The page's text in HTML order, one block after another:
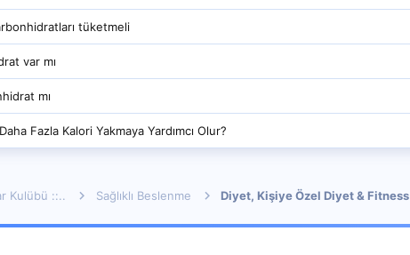
tüketmeli
var mı
mı
Fazla Kalori Yakmaya Yardımcı Olur?
Kulübü ::.. Sağlıklı Beslenme Diyet, Kişiye Özel Diyet & Fitness